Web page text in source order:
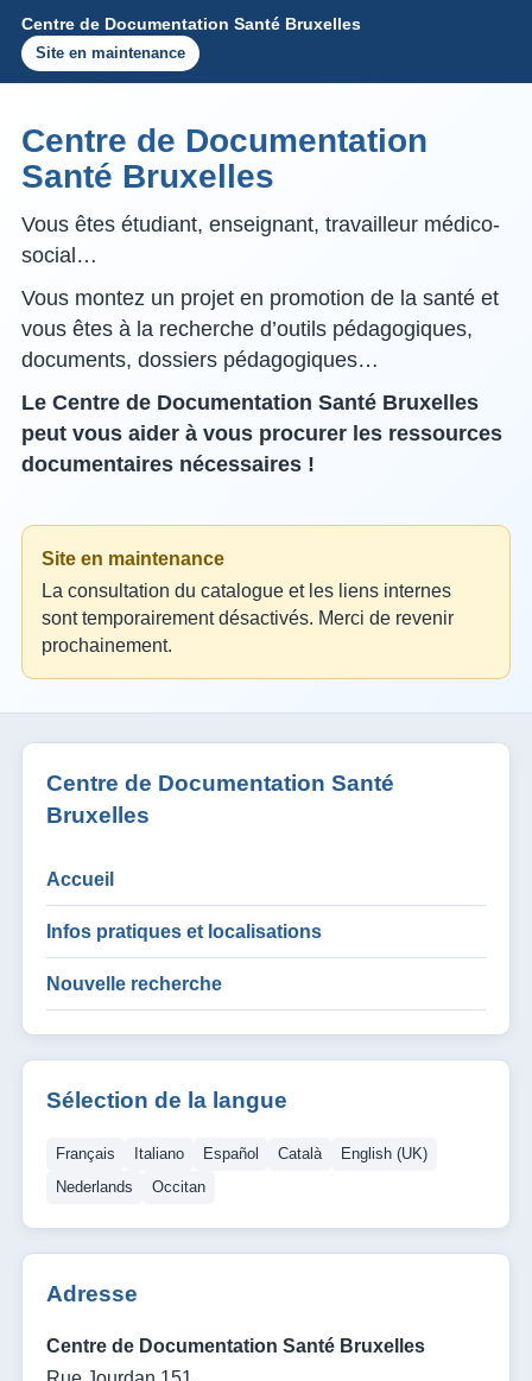
Centre de Documentation Santé Bruxelles
Site en maintenance
Centre de Documentation
Santé Bruxelles
Vous êtes étudiant, enseignant, travailleur médico-
social…
Vous montez un projet en promotion de la santé et
vous êtes à la recherche d’outils pédagogiques,
documents, dossiers pédagogiques…
Le Centre de Documentation Santé Bruxelles
peut vous aider à vous procurer les ressources
documentaires nécessaires !
Site en maintenance
La consultation du catalogue et les liens internes
sont temporairement désactivés. Merci de revenir
prochainement.
Centre de Documentation Santé
Bruxelles
Accueil
Infos pratiques et localisations
Nouvelle recherche
Sélection de la langue
Français Italiano Español Català
English (UK)
Nederlands
Occitan
Adresse
Centre de Documentation Santé Bruxelles